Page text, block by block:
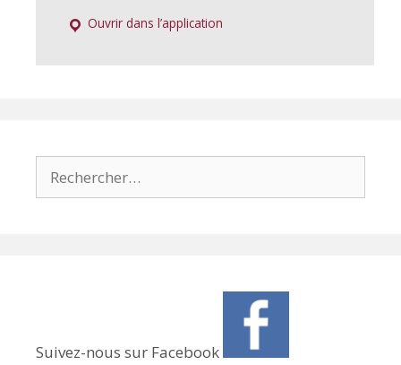
Ouvrir dans l’application
Suivez-nous sur Facebook